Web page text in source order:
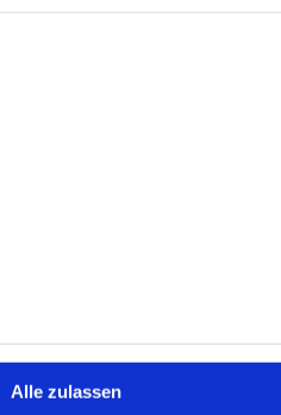
Alle zulassen
für mögliche Golf-